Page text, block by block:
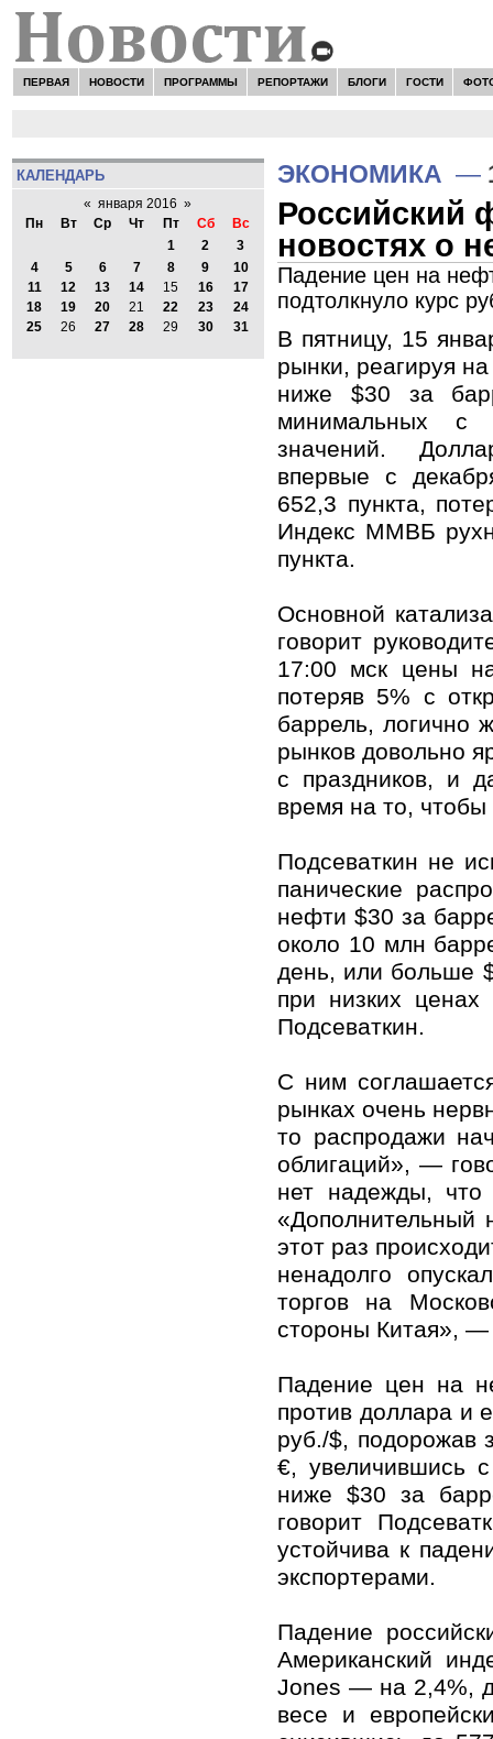
ПЕРВАЯ НОВОСТИ ПРОГРАММЫ РЕПОРТАЖИ БЛОГИ ГОСТИ
КАЛЕНДАРЬ
« января 2016 »
Пн
Вт Ср Чт Пт Сб
Вс
1
2
3
4
5 6 7 8 9
10
11
12 13 14 15 16
17
18
19 20 21 22 23
24
25
26 27 28 29 30 31
ЭКОНОМИКА —
Российский
новостях о
Падение цен на
подтолкнуло курс
​​В пятницу, 15
рынки, реагируя
ниже $30 за
минимальных с
значений.
впервые с
652,3 пункта,
Индекс ММВБ
пункта.
Основной
говорит
17:00 мск цены
потеряв 5% с
баррель, логично
рынков довольно
с праздников, и
время на то,
Подсеваткин не
панические
нефти $30 за
около 10 млн
день, или больше
при низких ценах
Подсеваткин.
С ним
рынках очень
то распродажи
облигаций», —
нет надежды,
«Дополнительный
этот раз
ненадолго
торгов на
стороны Китая», —
Падение цен на
против доллара и
руб./$, подорожав
€, увеличившись
ниже $30 за
говорит
устойчива к
экспортерами.
Падение
Американский
Jones — на 2,4%,
весе и